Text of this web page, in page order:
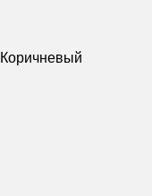
Коричневый